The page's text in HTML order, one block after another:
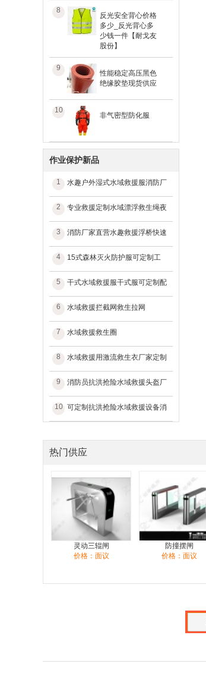
8
反光安全背心价格
多少_反光背心多
少钱一件【耐戈友
股份】
9
性能稳定高压黑色
绝缘胶垫现货供应
10
非气密型防化服
作业保护新品
1 水趣户外湿式水域救援服消防厂
2 专业救援定制水域漂浮救生绳夜
3 消防厂家直营水趣救援浮桥快速
4 15式森林灭火防护服可定制工
5 干式水域救援服干式服可定制配
6 水域救援拦截网救生拉网
7 水域救援救生圈
8 水域救援用激流救生衣厂家定制
9 消防员抗洪抢险水域救援头盔厂
10 可定制抗洪抢险水域救援设备消
热门供应
灵动三辊闸
价格：面议
防撞摆闸
价格：面议